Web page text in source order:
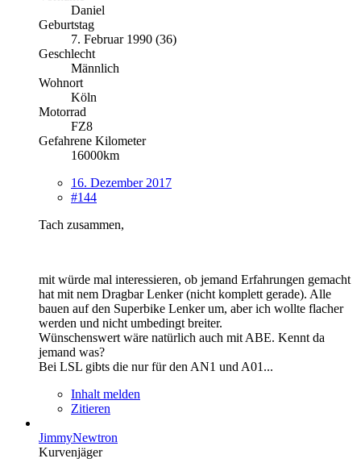
Daniel
Geburtstag
7. Februar 1990 (36)
Geschlecht
Männlich
Wohnort
Köln
Motorrad
FZ8
Gefahrene Kilometer
16000km
16. Dezember 2017
#144
Tach zusammen,
mit würde mal interessieren, ob jemand Erfahrungen gemacht
hat mit nem Dragbar Lenker (nicht komplett gerade). Alle
bauen auf den Superbike Lenker um, aber ich wollte flacher
werden und nicht umbedingt breiter.
Wünschenswert wäre natürlich auch mit ABE. Kennt da
jemand was?
Bei LSL gibts die nur für den AN1 und A01...
Inhalt melden
Zitieren
JimmyNewtron
Kurvenjäger